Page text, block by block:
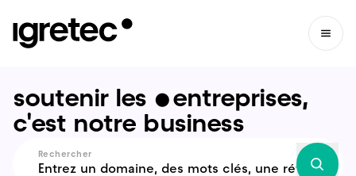
soutenir les •entreprises,
c'est notre business
Rechercher